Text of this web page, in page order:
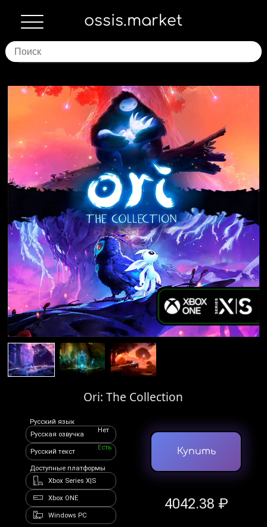
ossis.market
Ori: The Collection
Русский язык
Русская озвучка
Нет
Русский текст
Есть
Доступные платформы
Xbox Series X|S
Xbox ONE
Windows PC
Купить
4042.38 ₽